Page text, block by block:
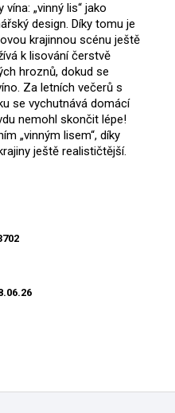
„vinný lis“ jako
design. Díky tomu je
krajinnou scénu ještě
k lisování čerstvě
hroznů, dokud se
Za letních večerů s
se vychutnává domácí
nemohl skončit lépe!
„vinným lisem“, díky
ještě realističtější.